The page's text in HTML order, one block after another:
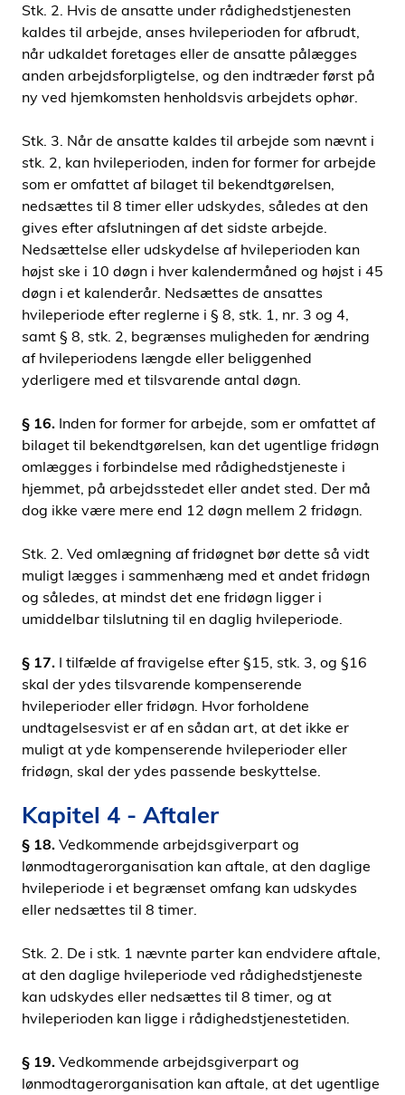
Stk. 2. Hvis de ansatte under rådighedstjenesten
kaldes til arbejde, anses hvileperioden for afbrudt,
når udkaldet foretages eller de ansatte pålægges
anden arbejdsforpligtelse, og den indtræder først på
ny ved hjemkomsten henholdsvis arbejdets ophør.
Stk. 3. Når de ansatte kaldes til arbejde som nævnt i
stk. 2, kan hvileperioden, inden for former for arbejde
som er omfattet af bilaget til bekendtgørelsen,
nedsættes til 8 timer eller udskydes, således at den
gives efter afslutningen af det sidste arbejde.
Nedsættelse eller udskydelse af hvileperioden kan
højst ske i 10 døgn i hver kalendermåned og højst i 45
døgn i et kalenderår. Nedsættes de ansattes
hvileperiode efter reglerne i § 8, stk. 1, nr. 3 og 4,
samt § 8, stk. 2, begrænses muligheden for ændring
af hvileperiodens længde eller beliggenhed
yderligere med et tilsvarende antal døgn.
§ 16. Inden for former for arbejde, som er omfattet af
bilaget til bekendtgørelsen, kan det ugentlige fridøgn
omlægges i forbindelse med rådighedstjeneste i
hjemmet, på arbejdsstedet eller andet sted. Der må
dog ikke være mere end 12 døgn mellem 2 fridøgn.
Stk. 2. Ved omlægning af fridøgnet bør dette så vidt
muligt lægges i sammenhæng med et andet fridøgn
og således, at mindst det ene fridøgn ligger i
umiddelbar tilslutning til en daglig hvileperiode.
§ 17. I tilfælde af fravigelse efter §15, stk. 3, og §16
skal der ydes tilsvarende kompenserende
hvileperioder eller fridøgn. Hvor forholdene
undtagelsesvist er af en sådan art, at det ikke er
muligt at yde kompenserende hvileperioder eller
fridøgn, skal der ydes passende beskyttelse.
Kapitel 4 - Aftaler
§ 18. Vedkommende arbejdsgiverpart og
lønmodtagerorganisation kan aftale, at den daglige
hvileperiode i et begrænset omfang kan udskydes
eller nedsættes til 8 timer.
Stk. 2. De i stk. 1 nævnte parter kan endvidere aftale,
at den daglige hvileperiode ved rådighedstjeneste
kan udskydes eller nedsættes til 8 timer, og at
hvileperioden kan ligge i rådighedstjenestetiden.
§ 19. Vedkommende arbejdsgiverpart og
lønmodtagerorganisation kan aftale, at det ugentlige